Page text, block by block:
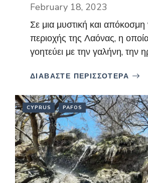
February 18, 2023
Σε μια μυστική και απόκοσμη
περιοχής της Λαόνας, η
γοητεύει με την γαλήνη, την
ΔΙΑΒΑΣΤΕ ΠΕΡΙΣΣΟΤΕΡΑ
CYPRUS PAFOS